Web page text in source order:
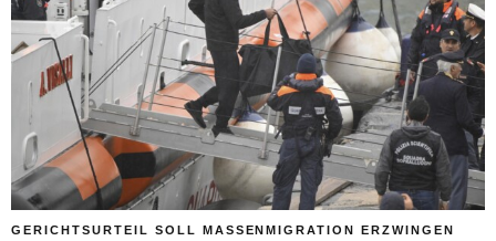
GERICHTSURTEIL SOLL MASSENMIGRATION ERZWINGEN